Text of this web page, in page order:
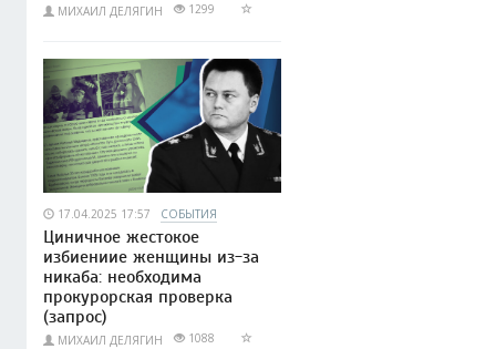
МИХАИЛ ДЕЛЯГИН 1299
17.04.2025 17:57 СОБЫТИЯ
Циничное жестокое
избиениие женщины из-за
никаба: необходима
прокурорская проверка
(запрос)
МИХАИЛ ДЕЛЯГИН 1088